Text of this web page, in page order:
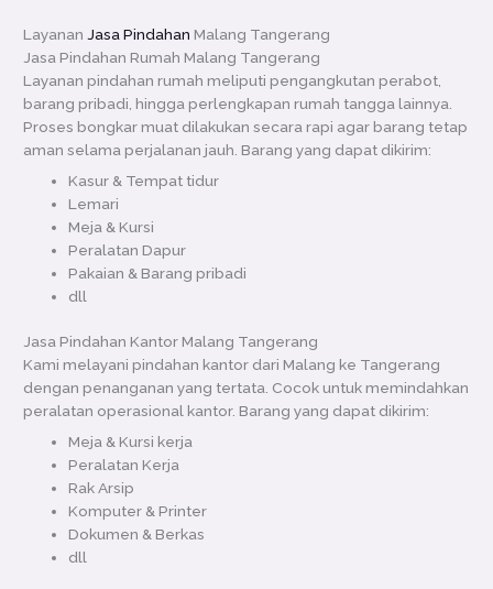
Layanan Jasa Pindahan Malang Tangerang
Jasa Pindahan Rumah Malang Tangerang
Layanan pindahan rumah meliputi pengangkutan perabot,
barang pribadi, hingga perlengkapan rumah tangga lainnya.
Proses bongkar muat dilakukan secara rapi agar barang tetap
aman selama perjalanan jauh. Barang yang dapat dikirim:
Kasur & Tempat tidur
Lemari
Meja & Kursi
Peralatan Dapur
Pakaian & Barang pribadi
dll
Jasa Pindahan Kantor Malang Tangerang
Kami melayani pindahan kantor dari Malang ke Tangerang
dengan penanganan yang tertata. Cocok untuk memindahkan
peralatan operasional kantor. Barang yang dapat dikirim:
Meja & Kursi kerja
Peralatan Kerja
Rak Arsip
Komputer & Printer
Dokumen & Berkas
dll